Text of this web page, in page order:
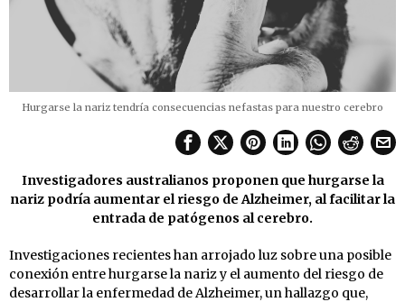
Hurgarse la nariz tendría consecuencias nefastas para nuestro cerebro
Investigadores australianos proponen que hurgarse la
nariz podría aumentar el riesgo de Alzheimer, al facilitar la
entrada de patógenos al cerebro.
Investigaciones recientes han arrojado luz sobre una posible
conexión entre hurgarse la nariz y el aumento del riesgo de
desarrollar la enfermedad de Alzheimer, un hallazgo que,